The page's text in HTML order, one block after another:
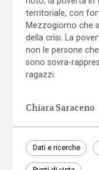
territoriale, con
Mezzogiorno che
della crisi. La
non le persone
sono sovra-
ragazzi.
Chiara Saraceno
Dati e ricerche